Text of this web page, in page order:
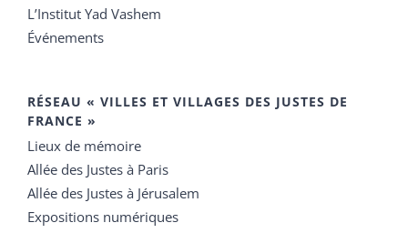
L’Institut Yad Vashem
Événements
RÉSEAU « VILLES ET VILLAGES DES JUSTES DE
FRANCE »
Lieux de mémoire
Allée des Justes à Paris
Allée des Justes à Jérusalem
Expositions numériques